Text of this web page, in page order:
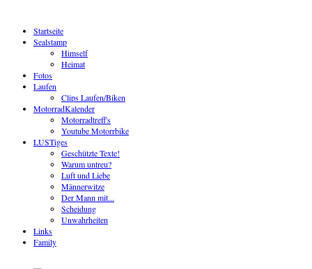
Startseite
Sealstamp
Himself
Heimat
Fotos
Laufen
Clips Laufen/Biken
MotorradKalender
Motorradtreff's
Youtube Motorrbike
LUSTiges
Geschützte Texte!
Warum untreu?
Luft und Liebe
Männerwitze
Der Mann mit...
Scheidung
Unwahrheiten
Links
Family